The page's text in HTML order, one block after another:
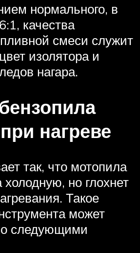
нормального, в
качества
смеси служит
изолятора и
нагара.
нагреве
так, что мотопила
холодную, но глохнет
Такое
может
следующими